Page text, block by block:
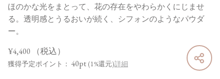
ほのかな光をまとって、花の存在をやわらかくにじませ
る。透明感とうるおいが続く、シフォンのようなパウダ
ー。
¥4,400 （税込）
獲得予定ポイント： 40pt (1%還元)詳細